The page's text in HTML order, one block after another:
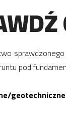
pod